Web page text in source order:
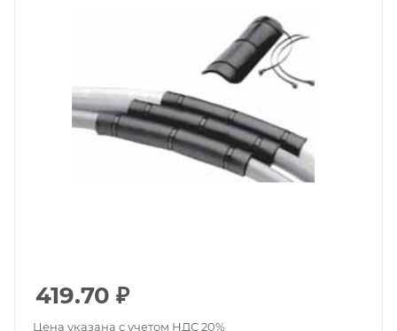
419.70 ₽
Цена указана с учетом НДС 20%